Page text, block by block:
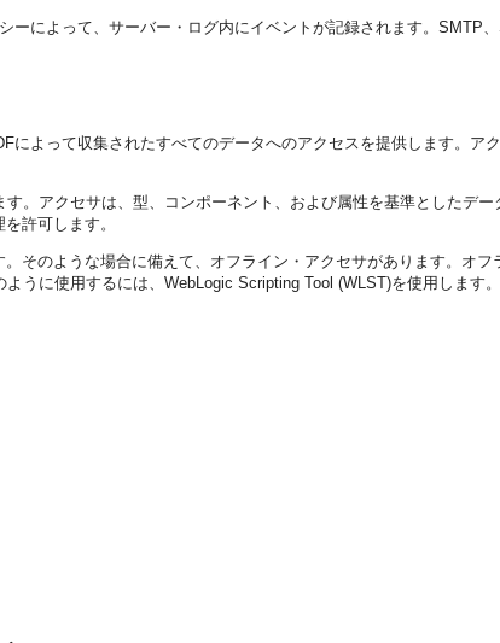
によって、サーバー・ログ内にイベントが記録されます。SMTP
よって収集されたすべてのデータへのアクセスを提供します。ア
。アクセサは、型、コンポーネント、および属性を基準としたデ
許可します。
そのような場合に備えて、オフライン・アクセサがあります。オ
に使用するには、WebLogic Scripting Tool (WLST)を使用します